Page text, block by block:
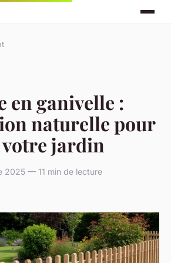
en ganivelle :
naturelle pour
jardin
2025 — 11 min de lecture